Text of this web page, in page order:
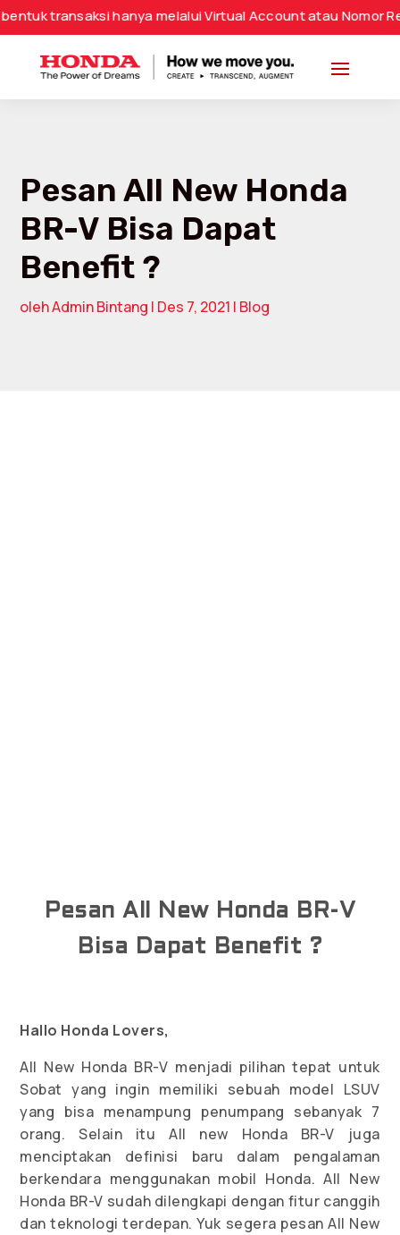
hanya melalui Virtual Account atau Nomor Rekening
Pesan All New Honda
BR-V Bisa Dapat
Benefit ?
olehAdmin Bintang | Des 7, 2021 | Blog
Pesan All New Honda BR-V
Bisa Dapat Benefit ?
Hallo Honda Lovers,
All New Honda BR-V menjadi pilihan tepat untuk
Sobat yang ingin memiliki sebuah model LSUV
yang bisa menampung penumpang sebanyak 7
orang. Selain itu All new Honda BR-V juga
menciptakan definisi baru dalam pengalaman
berkendara menggunakan mobil Honda. All New
Honda BR-V sudah dilengkapi dengan fitur canggih
dan teknologi terdepan. Yuk segera pesan All New